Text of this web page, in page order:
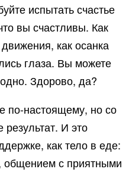
испытать счастье
вы счастливы. Как
как осанка
глаза. Вы можете
Здорово, да?
по-настоящему, но со
И это
как тело в еде:
с приятными